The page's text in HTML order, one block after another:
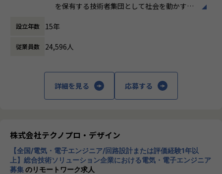
◆測定具のデータベース管理
ータベース化
・ Excel・PowerPointを使用した管理資料・報告書の作成
■募集背景
製造ラインで使用する測定具の種類・数量が増加するなか、
測定具の手配から社内データベース整備まで一貫して担える
【業務の変更の範囲】
会社の定める業務
休憩時間： 60分
を保有する技術者集団として社会を動かすこ
に渡ります。いわゆる技術者派遣と呼ばれ
働く場所に関わらない事業支援や最新技術を
用いた研究開発などを行っています。
程プロジェクトの増加といった世の中で技術
者集団として価値提供を行うために、エンジ
ニアが生涯活躍できる環境を考え事業運営を
行っています。
設立年数 15年
従業員数 24,596人
詳細を見る 応募する
株式会社テクノプロ・デザイン
【全国/電気・電子エンジニア/回路設計または評価経験1年以
上】総合技術ソリューション企業における電気・電子エンジニア
募集のリモートワーク求人